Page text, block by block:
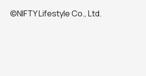
©NIFTY Lifestyle Co., Ltd.